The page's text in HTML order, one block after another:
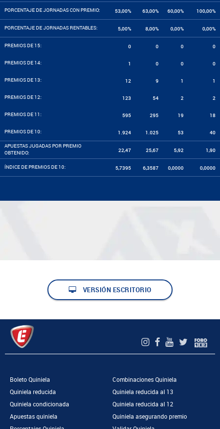
PORCENTAJE DE JORNADAS CON PREMIO: 53,00% 63,00% 60,00% 100,00%
PORCENTAJE DE JORNADAS RENTABLES: 5,00% 8,00% 0,00% 0,00%
PREMIOS DE 15: 0 0 0 0
PREMIOS DE 14: 1 0 0 0
PREMIOS DE 13: 12 9 1 1
PREMIOS DE 12: 123 54 2 2
PREMIOS DE 11: 595 295 19 18
PREMIOS DE 10: 1.924 1.025 53 40
APUESTAS JUGADAS POR PREMIO
OBTENIDO:
22,47 25,67 5,92 1,90
ÍNDICE DE PREMIOS DE 10: 5,7395 6,3587 0,0000 0,0000
VERSIÓN ESCRITORIO
Boleto Quiniela
Quiniela reducida
Quiniela condicionada
Apuestas quiniela
Combinaciones Quiniela
Quiniela reducida al 13
Quiniela reducida al 12
Quiniela asegurando premio